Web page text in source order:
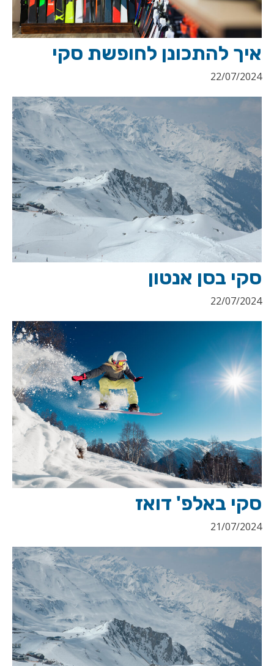
איך להתכונן לחופשת סקי
22/07/2024
סקי בסן אנטון
22/07/2024
סקי באלפ' דואז
21/07/2024